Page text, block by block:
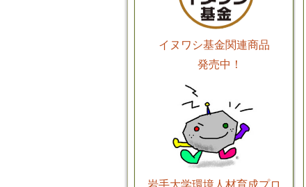
イヌワシ基金関連商品
発売中！
岩手大学環境人材育成プロ